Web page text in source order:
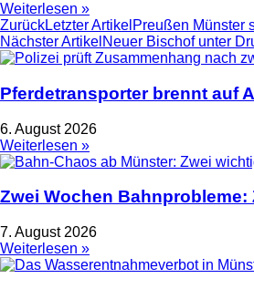
Weiterlesen »
ZurückLetzter Artikel Preußen Münster
Nächster Artikel Neuer Bischof unter
Pferdetransporter brennt auf
6. August 2026
Weiterlesen »
Zwei Wochen
7. August 2026
Weiterlesen »